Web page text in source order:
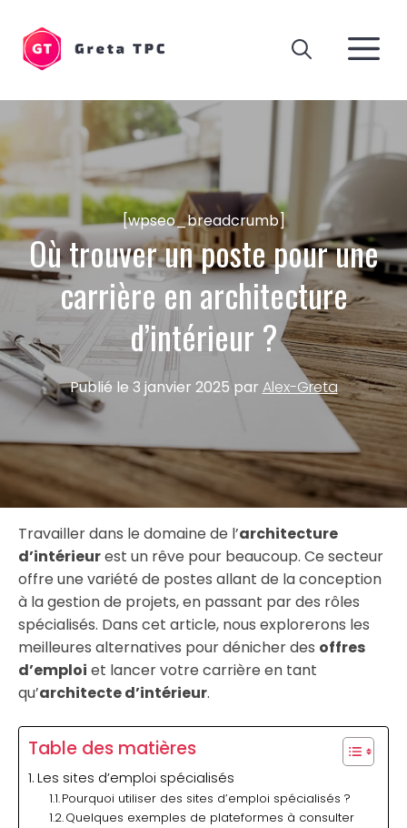
contenu
[wpseo_breadcrumb]
Où trouver un poste pour une
carrière en architecture
d’intérieur ?
Publié le 3 janvier 2025 par Alex-Greta
Travailler dans le domaine de l’architecture
d’intérieurest un rêve pour beaucoup. Ce secteur
offre une variété de postes allant de la conception
à la gestion de projets, en passant par des rôles
spécialisés. Dans cet article, nous explorerons les
meilleures alternatives pour dénicher des offres
d’emploi et lancer votre carrière en tant
qu’architecte d’intérieur.
Table des matières
Les sites d’emploi spécialisés
Pourquoi utiliser des sites d’emploi spécialisés ?
Quelques exemples de plateformes à consulter